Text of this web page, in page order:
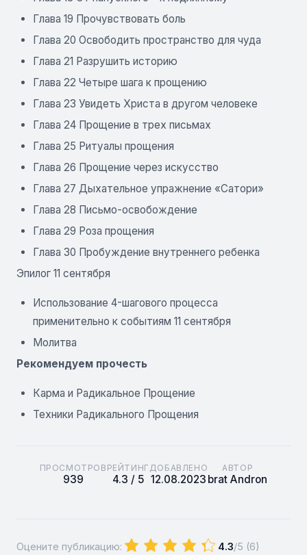
Глава 19 Прочувствовать боль
Глава 20 Освободить пространство для чуда
Глава 21 Разрушить историю
Глава 22 Четыре шага к прощению
Глава 23 Увидеть Христа в другом человеке
Глава 24 Прощение в трех письмах
Глава 25 Ритуалы прощения
Глава 26 Прощение через искусство
Глава 27 Дыхательное упражнение «Сатори»
Глава 28 Письмо-освобождение
Глава 29 Роза прощения
Глава 30 Пробуждение внутреннего ребенка
Эпилог 11 сентября
Использование 4-шагового процесса
применительно к событиям 11 сентября
Молитва
Рекомендуем прочесть
Карма и Радикальное Прощение
Техники Радикального Прощения
ПРОСМОТРОВ
939
РЕЙТИНГ
4.3 / 5
ДОБАВЛЕНО
12.08.2023
АВТОР
brat Andron
Оцените публикацию: 4.3/5 (6)